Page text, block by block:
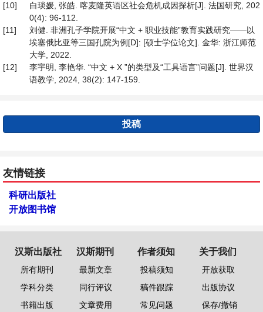
[10]
白琰媛, 张皓. 喀麦隆英语区社会危机成因探析[J]. 法国研究, 202
0(4): 96-112.
[11]
刘健. 非洲孔子学院开展“中文 + 职业技能”教育实践研究——以
埃塞俄比亚等三国孔院为例[D]: [硕士学位论文]. 金华: 浙江师范
大学, 2022.
[12]
李宇明, 李艳华. “中文 + X ”的类型及“工具语言”问题[J]. 世界汉
语教学, 2024, 38(2): 147-159.
投稿
友情链接
科研出版社
开放图书馆
汉斯出版社
所有期刊
学科分类
书籍出版
汉斯期刊
最新文章
同行评议
文章费用
作者须知
投稿须知
稿件跟踪
常见问题
关于我们
开放获取
出版协议
保存/撤销